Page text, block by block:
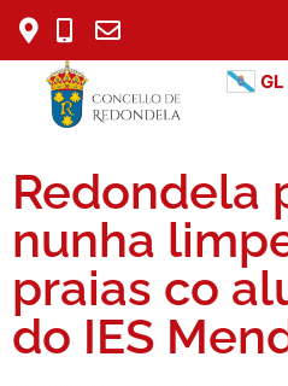
GL
Redondela
nunha
praias co
do IES